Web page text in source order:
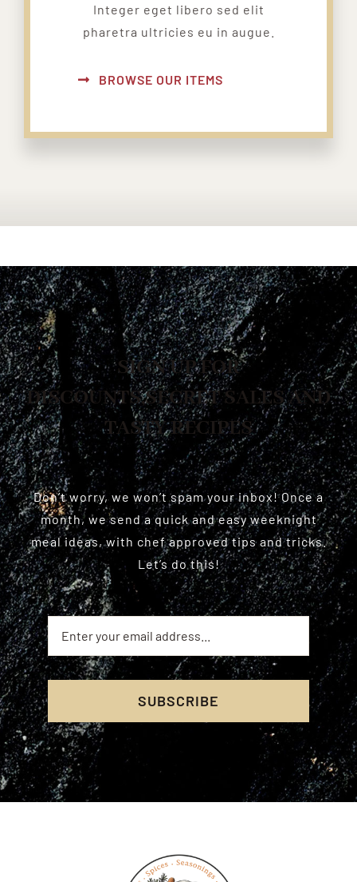
Integer eget libero sed elit
pharetra ultricies eu in augue.
BROWSE OUR ITEMS
SIGN UP FOR
DISCOUNTS,SECRET SALES AND
TASTY RECIPES
Don’t worry, we won’t spam your inbox! Once a
month, we send a quick and easy weeknight
meal ideas, with chef approved tips and tricks.
Let’s do this!
SUBSCRIBE